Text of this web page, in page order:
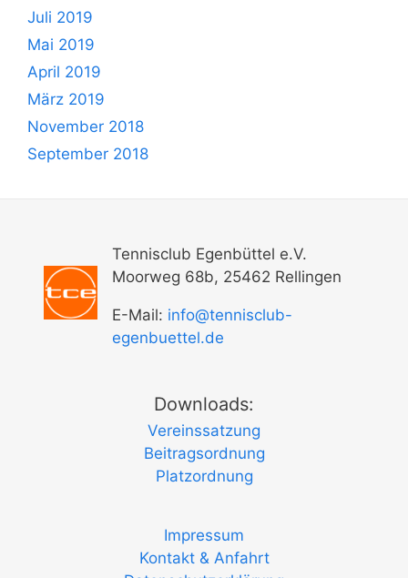
Juli 2019
Mai 2019
April 2019
März 2019
November 2018
September 2018
Tennisclub Egenbüttel e.V.
Moorweg 68b, 25462 Rellingen
E-Mail: info@tennisclub-
egenbuettel.de
Downloads:
Vereinssatzung
Beitragsordnung
Platzordnung
Impressum
Kontakt & Anfahrt